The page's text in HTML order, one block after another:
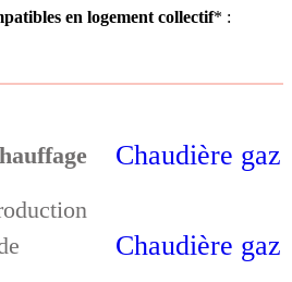
en logement collectif* :
Chaudière gaz
Chaudière gaz